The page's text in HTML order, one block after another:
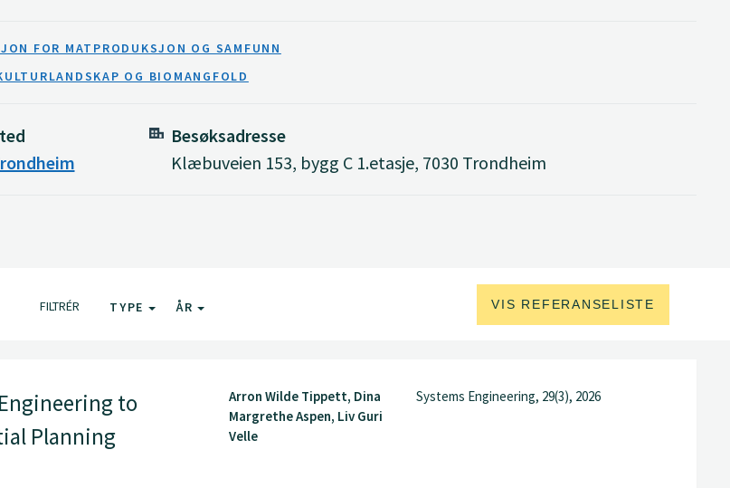
FOR MATPRODUKSJON OG SAMFUNN
OG BIOMANGFOLD
Besøksadresse
Klæbuveien 153, bygg C 1.etasje, 7030 Trondheim
FILTRÉR TYPE ÅR VIS REFERANSELISTE
to
Planning
Arron Wilde Tippett, Dina
Margrethe Aspen, Liv Guri
Velle
Systems Engineering, 29(3), 2026